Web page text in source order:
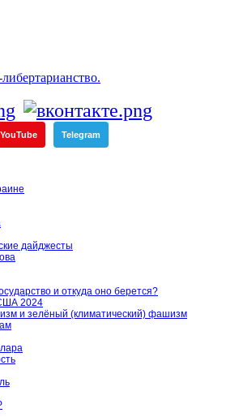
YouTube Telegram
дайджесты
и откуда оно берется?
2024
и зелёный (климатический) фашизм